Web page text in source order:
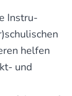
Instru­
helfen
und